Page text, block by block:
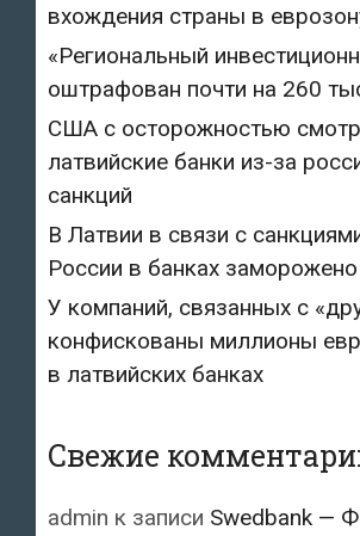
вхождения страны в
«Региональный
оштрафован почти на 260
США с осторожностью
латвийские банки из-за
санкций
В Латвии в связи с
России в банках
У компаний, связанных с
конфискованы миллионы
в латвийских банках
Свежие
admin к записи Swedbank —